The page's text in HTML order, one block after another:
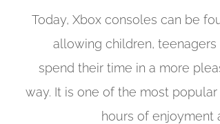
Today, Xbox consoles can be
allowing children,
spend their time in a more
way. It is one of the most
hours of enjoyment